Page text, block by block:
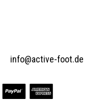
info@active-foot.de